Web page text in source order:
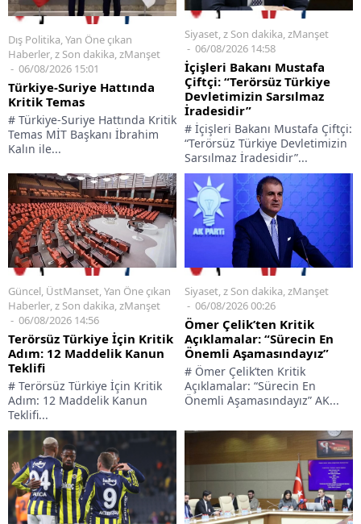
Dış Politika,Yan Öne çıkan
Haberler,z Son dakika,zManşet
06/08/2026 15:01
Türkiye-Suriye Hattında
Kritik Temas
# Türkiye-Suriye Hattında Kritik
Temas MİT Başkanı İbrahim
Kalın ile...
Siyaset,z Son dakika,zManşet
06/08/2026 14:58
İçişleri Bakanı Mustafa
Çiftçi: “Terörsüz Türkiye
Devletimizin Sarsılmaz
İradesidir”
# İçişleri Bakanı Mustafa Çiftçi:
“Terörsüz Türkiye Devletimizin
Sarsılmaz İradesidir”...
Güncel, ÜstManset,Yan Öne çıkan
Haberler,z Son dakika,zManşet
06/08/2026 14:56
Terörsüz Türkiye İçin Kritik
Adım: 12 Maddelik Kanun
Teklifi
# Terörsüz Türkiye İçin Kritik
Adım: 12 Maddelik Kanun
Teklifi...
Siyaset,z Son dakika,zManşet
06/08/2026 00:26
Ömer Çelik’ten Kritik
Açıklamalar: “Sürecin En
Önemli Aşamasındayız”
# Ömer Çelik’ten Kritik
Açıklamalar: “Sürecin En
Önemli Aşamasındayız” AK...